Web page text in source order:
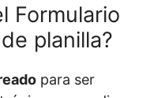
Formulario
planilla?
para ser